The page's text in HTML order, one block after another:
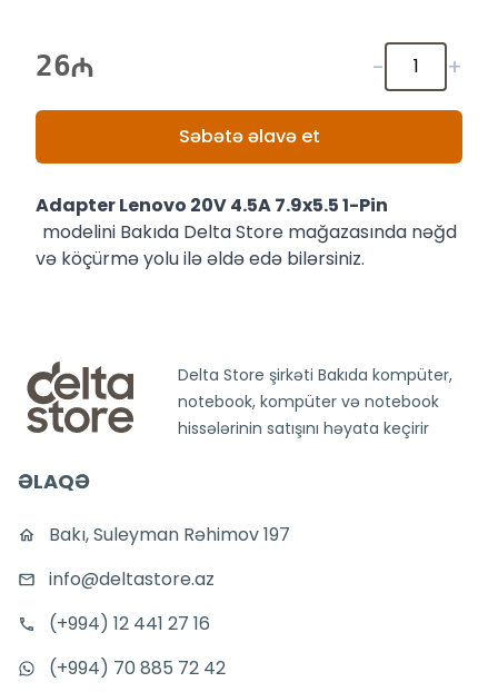
26 - +
Səbətə əlavə et
Adapter Lenovo 20V 4.5A 7.9x5.5 1-Pin
modelini Bakıda Delta Store mağazasında nəğd
və köçürmə yolu ilə əldə edə bilərsiniz.
Delta Store şirkəti Bakıda kompüter,
notebook, kompüter və notebook
hissələrinin satışını həyata keçirir
ƏLAQƏ
Bakı, Suleyman Rəhimov 197
info@deltastore.az
(+994) 12 441 27 16
(+994) 70 885 72 42